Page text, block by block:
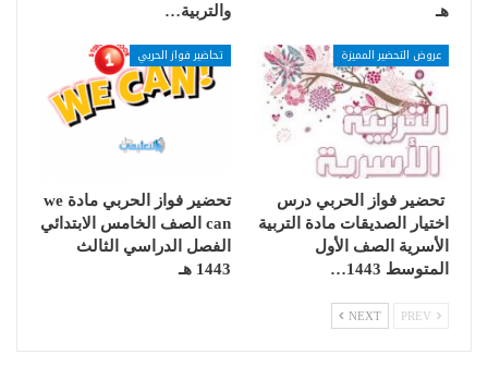
هـ
والتربية…
عروض التحضير المميزة
تحضير فواز الحربي درس
اختيار الصديقات مادة التربية
الأسرية الصف الأول
المتوسط 1443…
تحاضير فواز الحربي
تحضير فواز الحربي مادة we
can الصف الخامس الابتدائي
الفصل الدراسي الثالث
1443 هـ
NEXT